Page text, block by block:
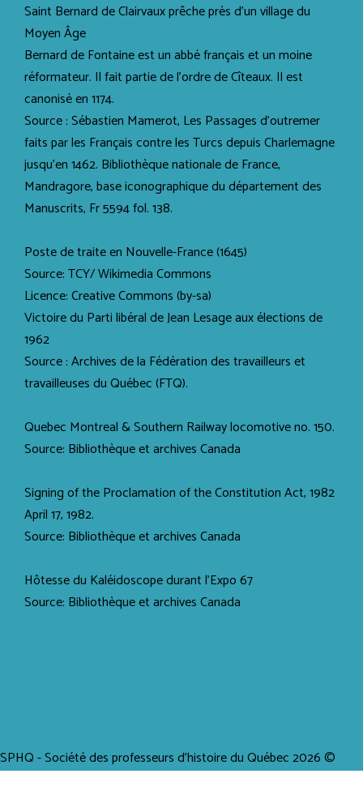
Saint Bernard de Clairvaux prêche près d'un village du
Moyen Âge
Bernard de Fontaine est un abbé français et un moine
réformateur. Il fait partie de l’ordre de Cîteaux. Il est
canonisé en 1174.
Source : Sébastien Mamerot, Les Passages d'outremer
faits par les Français contre les Turcs depuis Charlemagne
jusqu'en 1462. Bibliothèque nationale de France,
Mandragore, base iconographique du département des
Manuscrits, Fr 5594 fol. 138.
Poste de traite en Nouvelle-France (1645)
Source: TCY/ Wikimedia Commons
Licence: Creative Commons (by-sa)
Victoire du Parti libéral de Jean Lesage aux élections de
1962
Source : Archives de la Fédération des travailleurs et
travailleuses du Québec (FTQ).
Quebec Montreal & Southern Railway locomotive no. 150.
Source: Bibliothèque et archives Canada
Signing of the Proclamation of the Constitution Act, 1982
April 17, 1982.
Source: Bibliothèque et archives Canada
Hôtesse du Kaléidoscope durant l'Expo 67
Source: Bibliothèque et archives Canada
SPHQ - Société des professeurs d'histoire du Québec 2026 ©